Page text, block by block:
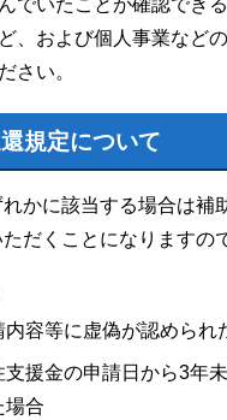
でいたことが確認でき
、および個人事業など
さい。
規定について
かに該当する場合は補
だくことになりますの
内容等に虚偽が認められ
支援金の申請日から3年
場合